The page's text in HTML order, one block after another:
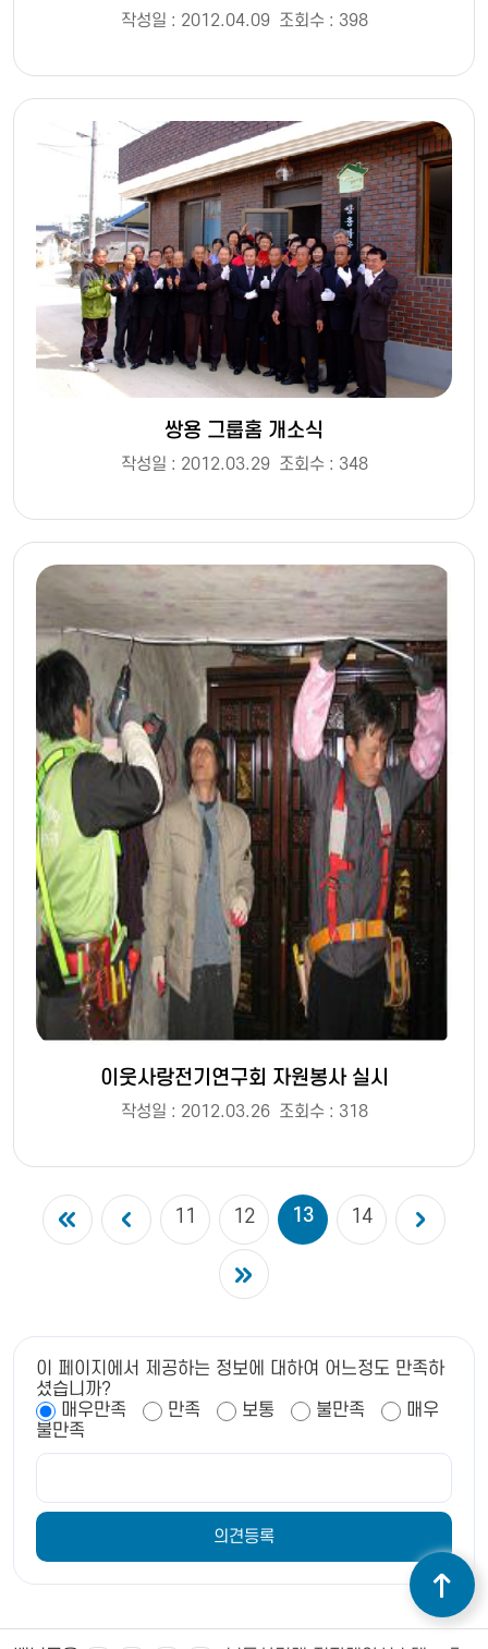
작성일 : 2012.04.09 조회수 : 398
쌍용 그룹홈 개소식
작성일 : 2012.03.29 조회수 : 348
이웃사랑전기연구회 자원봉사 실시
작성일 : 2012.03.26 조회수 : 318
11 12 13 14
이 페이지에서 제공하는 정보에 대하여 어느정도 만족하
셨습니까?
매우만족
만족 보통 불만족
매우
불만족